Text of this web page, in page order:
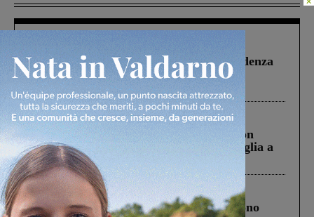
Piscina di Figline finanziata oltre la scadenza
Pnrr, il gruppo di Fratelli d’Italia: “Un
ringraziamento al Governo”
Cronaca 3 Agosto 2026
Scomparso da una struttura di Castiglion
Fiorentino l’uomo che aveva ucciso la figlia a
Levane nel 2020
Cronaca 4 Agosto 2026
Un anno fa la strage in A1 in cui morirono